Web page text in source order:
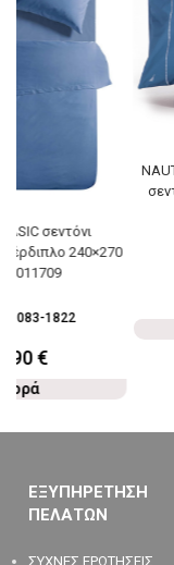
σεντόνι
240×270
011709
083-1822
€
ΕΞΥΠΗΡΕΤΗΣΗ
ΠΕΛΑΤΩΝ
ΣΥΧΝΕΣ ΕΡΩΤΗΣΕΙΣ